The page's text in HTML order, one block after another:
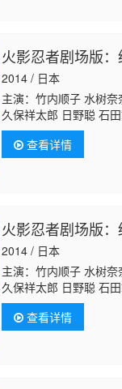
火影忍者剧场版：
2014 / 日本
主演：竹内顺子 水树
久保祥太郎 日野聪 石田
加 西村知道 江川央生
江 根本圭子 江原正士
木凉香 鸟海浩辅 增川洋
真太郎 堀内贤雄 佐佐
彰 玄田哲章 井上和彦
查看详情
火影忍者剧场版：
2014 / 日本
主演：竹内顺子 水树
久保祥太郎 日野聪 石田
加 西村知道 江川央生
江 根本圭子 江原正士
木凉香 鸟海浩辅 增川洋
查看详情